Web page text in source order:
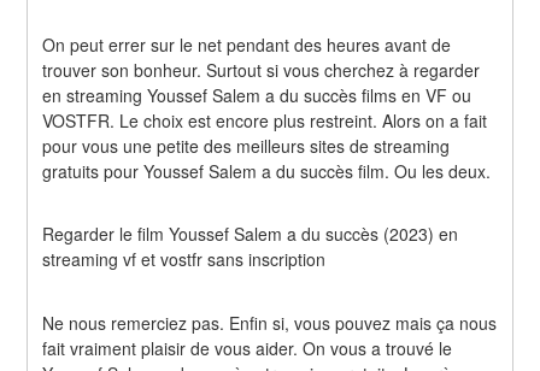
On peut errer sur le net pendant des heures avant de
trouver son bonheur. Surtout si vous cherchez à regarder
en streaming Youssef Salem a du succès films en VF ou
VOSTFR. Le choix est encore plus restreint. Alors on a fait
pour vous une petite des meilleurs sites de streaming
gratuits pour Youssef Salem a du succès film. Ou les deux.
Regarder le film Youssef Salem a du succès (2023) en
streaming vf et vostfr sans inscription
Ne nous remerciez pas. Enfin si, vous pouvez mais ça nous
fait vraiment plaisir de vous aider. On vous a trouvé le